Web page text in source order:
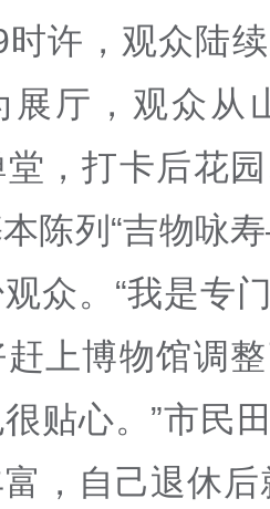
时许，观众陆
展厅，观众从
，打卡后花
陈列“吉物咏
众。“我是专
上博物馆调
贴心。”市民
，自己退休